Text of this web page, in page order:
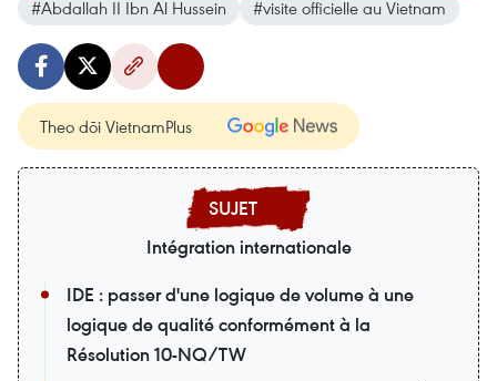
#Abdallah II Ibn Al Hussein
#visite officielle au Vietnam
Theo dõi VietnamPlus
Intégration internationale
IDE : passer d'une logique de volume à une
logique de qualité conformément à la
Résolution 10-NQ/TW